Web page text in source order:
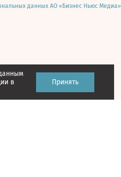
в
Принять
данных АО «Бизнес Ньюс Медиа»